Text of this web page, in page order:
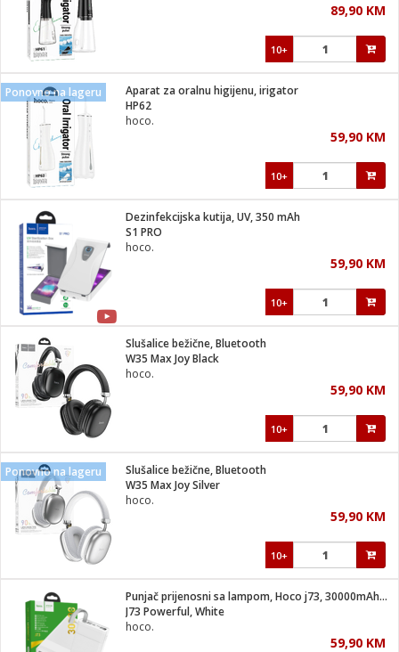
89,90 KM
10+
Ponovno na lageru
Aparat za oralnu higijenu, irigator
HP62
hoco.
59,90 KM
10+
Dezinfekcijska kutija, UV, 350 mAh
S1 PRO
hoco.
59,90 KM
10+
Slušalice bežične, Bluetooth
W35 Max Joy Black
hoco.
59,90 KM
10+
Ponovno na lageru
Slušalice bežične, Bluetooth
W35 Max Joy Silver
hoco.
59,90 KM
10+
Punjač prijenosni sa lampom, Hoco j73, 30000mAh, 2A / 2A
J73 Powerful, White
hoco.
59,90 KM